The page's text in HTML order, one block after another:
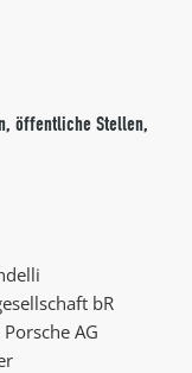
öffentliche Stellen,
bR
AG